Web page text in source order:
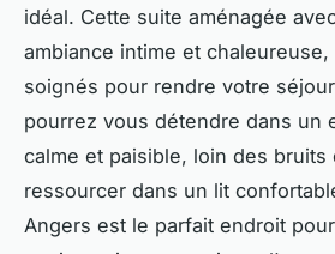
idéal. Cette suite aménagée
ambiance intime et
soignés pour rendre votre
pourrez vous détendre dans un
calme et paisible, loin des bruits
ressourcer dans un lit
Angers est le parfait endroit